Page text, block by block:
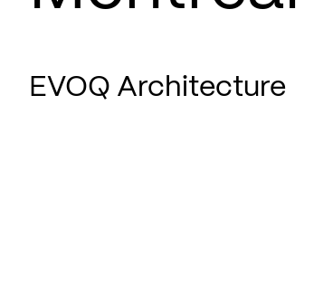
EVOQ Architecture